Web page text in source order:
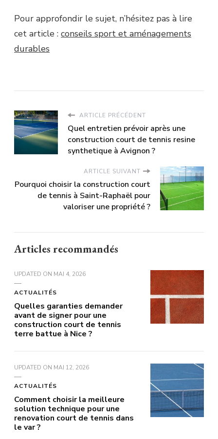
Pour approfondir le sujet, n’hésitez pas à lire
cet article : conseils sport et aménagements
durables
ARTICLE PRÉCÉDENT
Quel entretien prévoir après une
construction court de tennis resine
synthetique à Avignon ?
ARTICLE SUIVANT
Pourquoi choisir la construction court
de tennis à Saint-Raphaël pour
valoriser une propriété ?
Articles recommandés
UPDATED ON MAI 4, 2026
ACTUALITÉS
Quelles garanties demander
avant de signer pour une
construction court de tennis
terre battue à Nice ?
UPDATED ON MAI 12, 2026
ACTUALITÉS
Comment choisir la meilleure
solution technique pour une
renovation court de tennis dans
le var ?